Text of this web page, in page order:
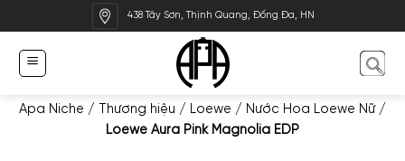
qua
dung
438 Tây Sơn, Thịnh Quang, Đống Đa, HN
Apa Niche / Thương hiệu / Loewe / Nước Hoa Loewe Nữ/
Loewe Aura Pink Magnolia EDP